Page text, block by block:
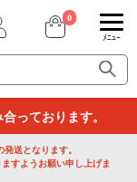
0
ﾒﾆｭｰ
っております。
送となります。
すようお願い申し上げま